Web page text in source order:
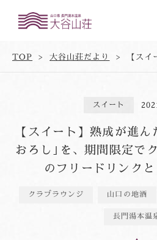
TOP 大谷山荘だより 【スイート】熟成が進ん
スイート
【スイート】熟成が進
おろし｣を、期間限定で
のフリードリンクと
クラブラウンジ 山口の地酒
長門湯本温